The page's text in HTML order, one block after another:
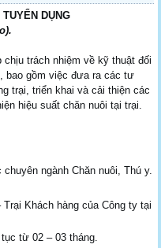
DỤNG
trách nhiệm về kỹ thuật đối
bao gồm việc đưa ra các tư
trại, triển khai và cải thiện các
hiệu suất chăn nuôi tại trại.
ngành Chăn nuôi, Thú y.
Khách hàng của Công ty tại
từ 02 – 03 tháng.